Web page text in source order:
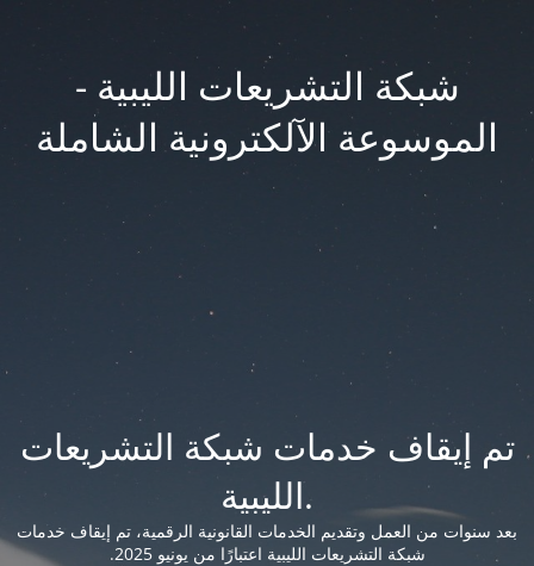
شبكة التشريعات الليبية -
الموسوعة الآلكترونية الشاملة
تم إيقاف خدمات شبكة التشريعات
الليبية.
بعد سنوات من العمل وتقديم الخدمات القانونية الرقمية، تم إيقاف خدمات
شبكة التشريعات الليبية اعتبارًا من يونيو 2025.